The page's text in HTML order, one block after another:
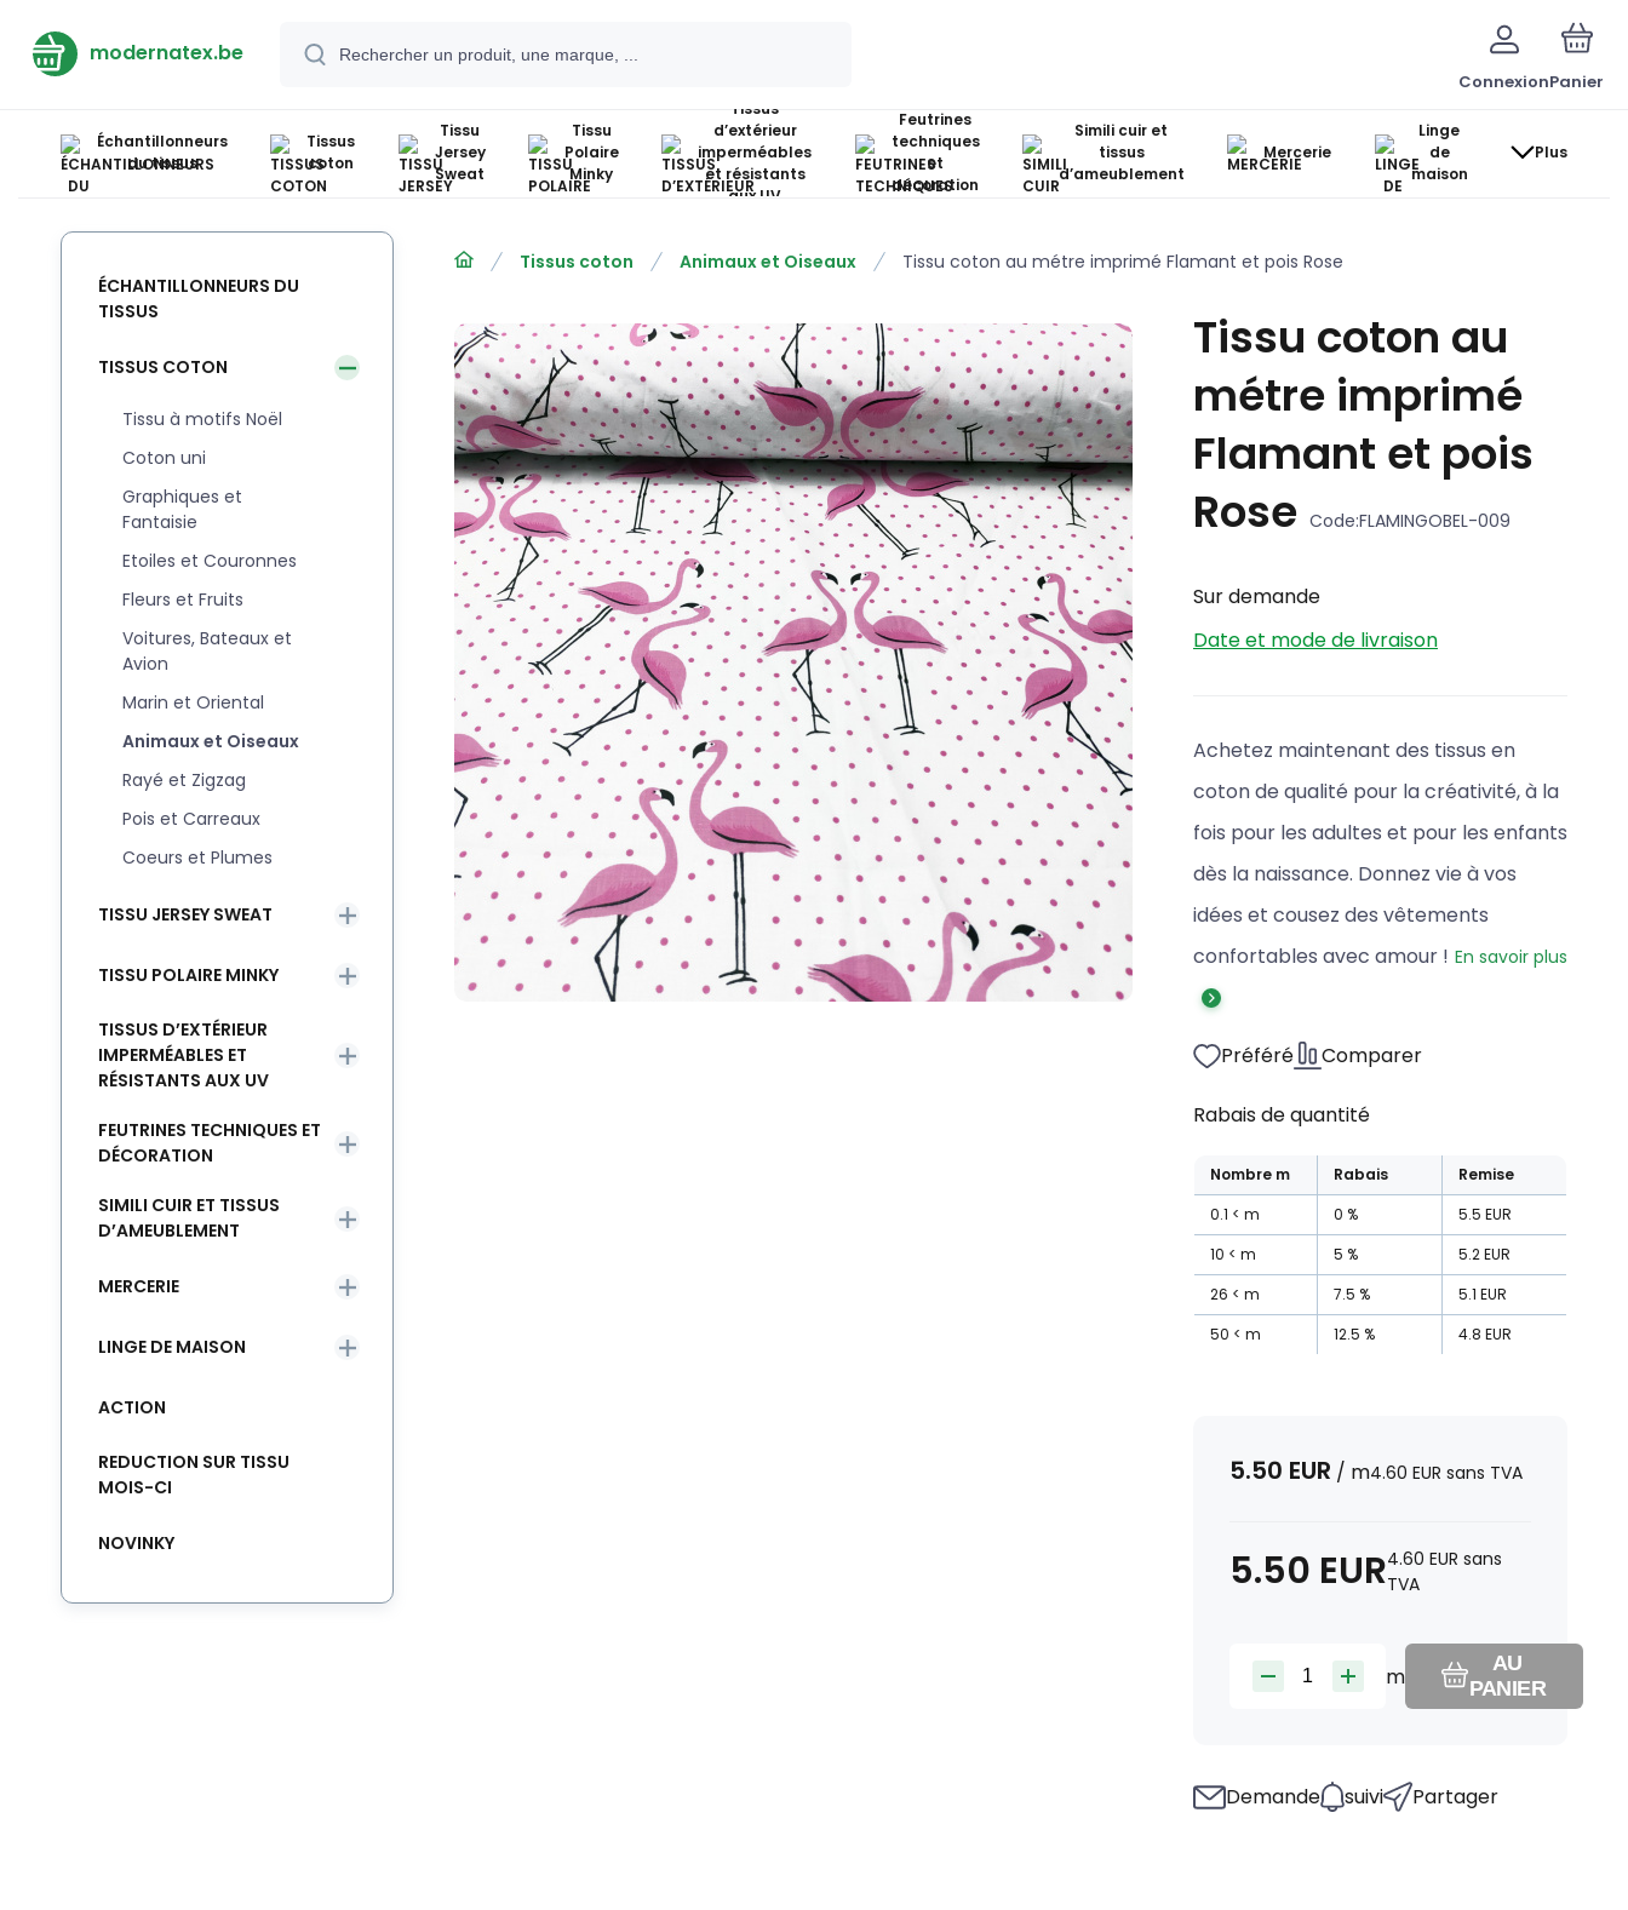
modernatex.be
ConnexionPanier
Échantillonneurs
du tissus
Tissus
coton
Tissu
Jersey
Sweat
Tissu
Polaire
Minky
Tissus
d’extérieur
imperméables
et résistants
aux UV
Feutrines
techniques
et
décoration
Simili cuir et
tissus
d’ameublement
Mercerie
Linge
de
maison
Plus
Tissus coton Animaux et Oiseaux Tissu coton au métre imprimé Flamant et pois Rose
Tissu coton au
métre imprimé
Flamant et pois
Rose Code:FLAMINGOBEL-009
Sur demande
Date et mode de livraison
Achetez maintenant des tissus en
coton de qualité pour la créativité, à la
fois pour les adultes et pour les enfants
dès la naissance. Donnez vie à vos
idées et cousez des vêtements
confortables avec amour ! En savoir plus
Préféré Comparer
Rabais de quantité
Nombre m Rabais
Remise
0.1
m 0 % 5.5 EUR
10
m 5 % 5.2EUR
26
m 7.5 % 5.1 EUR
50
m 12.5 % 4.8 EUR
5.50 EUR / m4.60 EUR sans TVA
5.50 EUR4.60 EUR sans
TVA
m
AU
PANIER
Demande suivi Partager
ÉCHANTILLONNEURS DU
TISSUS
TISSUS COTON
Tissu à motifs Noël
Coton uni
Graphiques et
Fantaisie
Etoiles et Couronnes
Fleurs et Fruits
Voitures, Bateaux et
Avion
Marin et Oriental
Animaux et Oiseaux
Rayé et Zigzag
Pois et Carreaux
Coeurs et Plumes
TISSU JERSEY SWEAT
TISSU POLAIRE MINKY
TISSUS D’EXTÉRIEUR
IMPERMÉABLES ET
RÉSISTANTS AUX UV
FEUTRINES TECHNIQUES ET
DÉCORATION
SIMILI CUIR ET TISSUS
D’AMEUBLEMENT
MERCERIE
LINGE DE MAISON
ACTION
REDUCTION SUR TISSU
MOIS-CI
NOVINKY